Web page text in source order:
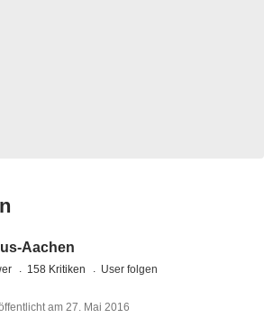
Aachen
158 Kritiken User folgen
am 27. Mai 2016